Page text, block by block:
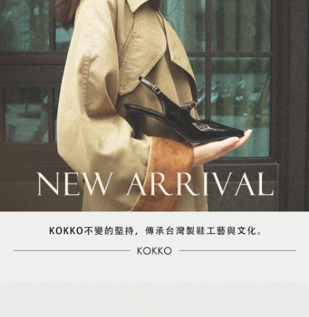
２．關於個人資料處理事宜，請瀏覽以下網址：
https://aftee.tw/terms/#terms3
３．未成年的使用者請事先徵得法定代理人或監護人之同意方可使用
「AFTEE先享後付」，若未經同意申辦者引起之損失，本公司不負相關責
４．使用「AFTEE先享後付」時，將依據個別帳號之用戶狀況，依本公司即
時審查核予不同之上限額度；若仍有額度不足之情形，本公司將視審查結果
請求用戶進行身份認證。
５．嚴禁一人註冊多個帳號或使用他人資訊註冊。若發現惡意使用之情形，
恩沛科技股份有限公司將有權停止該用戶之使用額度並採取法律行動。